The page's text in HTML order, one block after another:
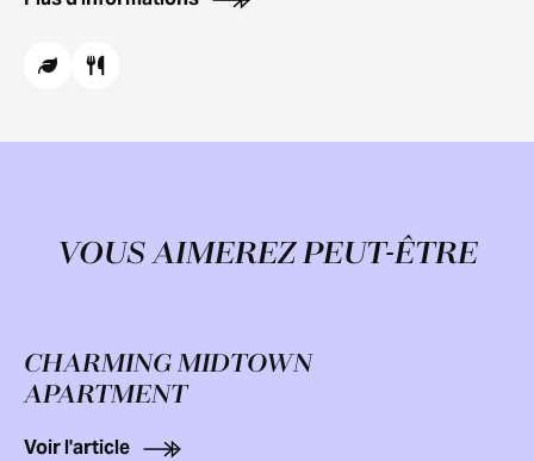
VOUS AIMEREZ PEUT-ÊTRE
CHARMING MIDTOWN
APARTMENT
Voir l'article